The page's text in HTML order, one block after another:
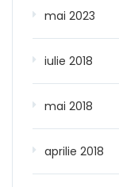
mai 2023
iulie 2018
mai 2018
aprilie 2018